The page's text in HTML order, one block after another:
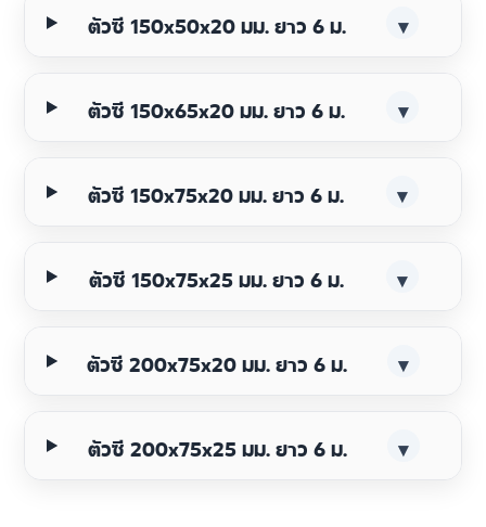
ตัวซี 150x50x20 มม. ยาว 6 ม. ▾
ตัวซี 150x65x20 มม. ยาว 6 ม. ▾
ตัวซี 150x75x20 มม. ยาว 6 ม. ▾
ตัวซี 150x75x25 มม. ยาว 6 ม. ▾
ตัวซี 200x75x20 มม. ยาว 6 ม. ▾
ตัวซี 200x75x25 มม. ยาว 6 ม. ▾